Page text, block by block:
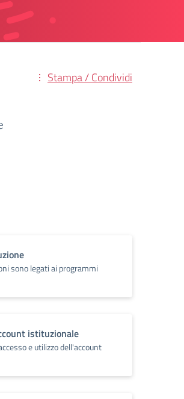
Stampa / Condividi
sono legati ai programmi
istituzionale
e utilizzo dell'account